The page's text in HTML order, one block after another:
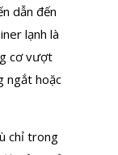
dẫn đến
lạnh là
cơ vượt
ngắt hoặc
chỉ trong